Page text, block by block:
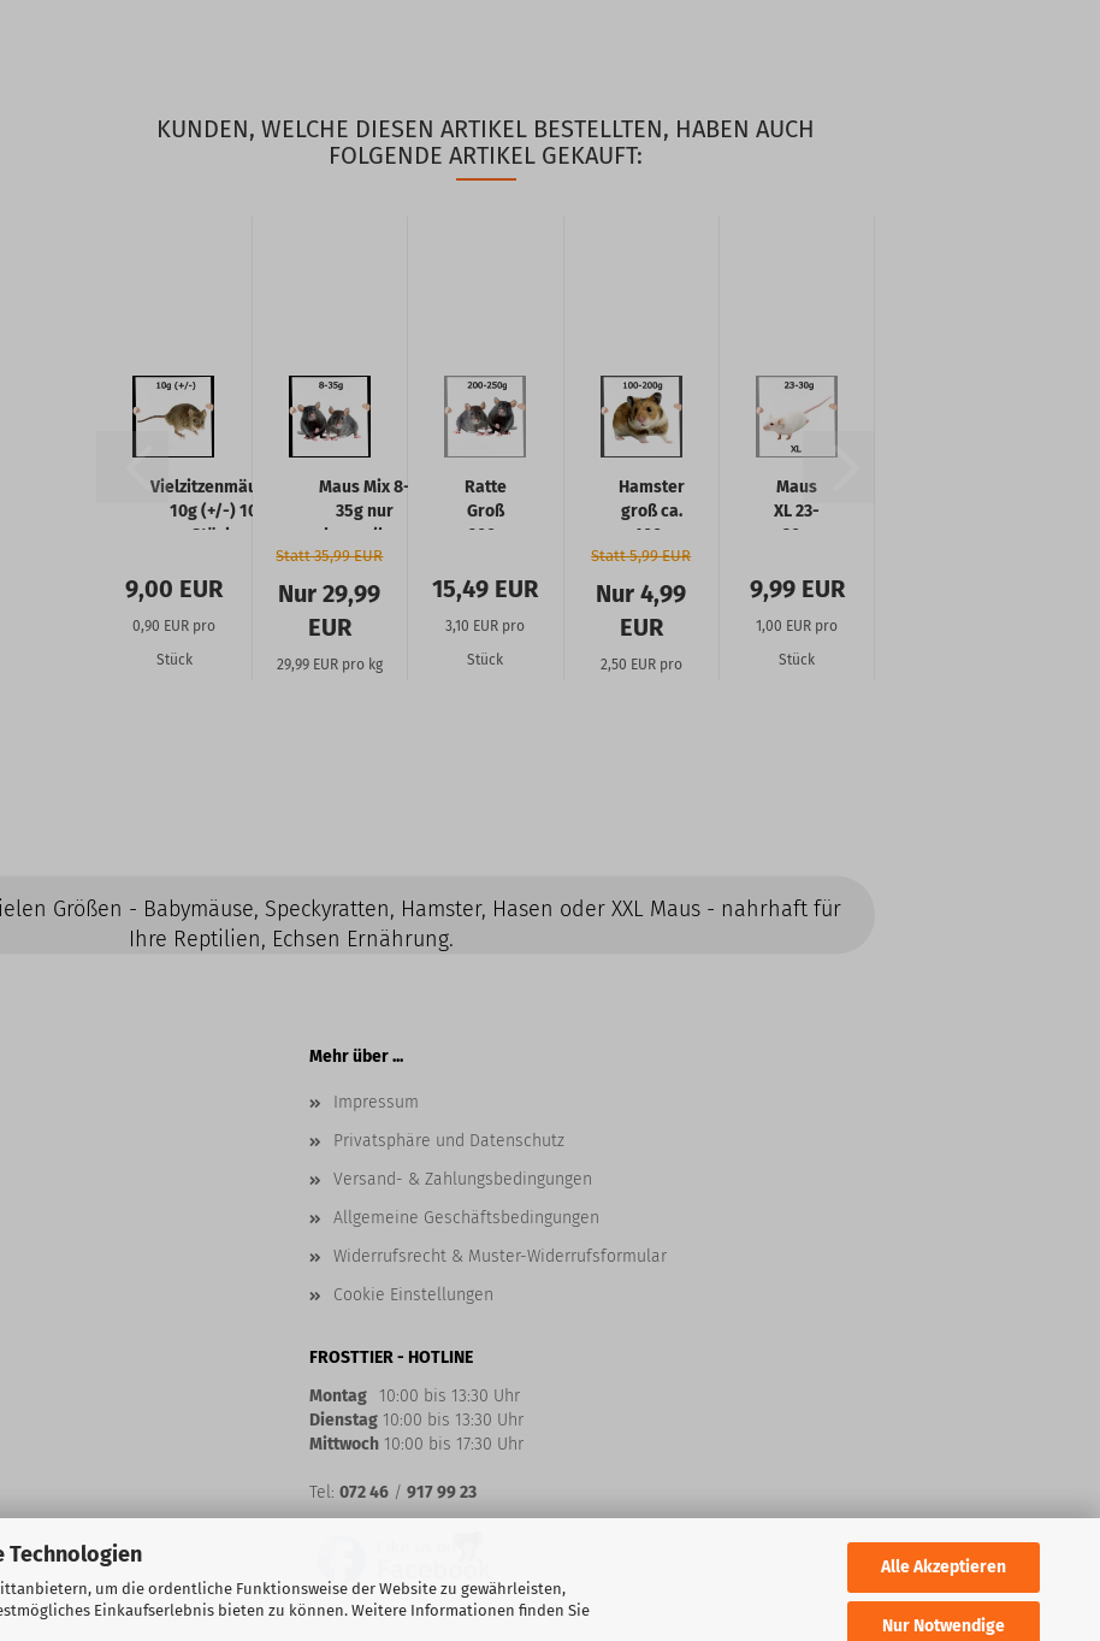
Technologien
um die ordentliche Funktionsweise der Website zu gewährleisten,
Einkaufserlebnis bieten zu können. Weitere Informationen finden Sie
Alle Akzeptieren
Nur Notwendige
KUNDEN, WELCHE DIESEN ARTIKEL BESTELLTEN, HABEN AUCH
FOLGENDE ARTIKEL GEKAUFT:
Vielzitzenmäuse
10g (+/-) 10
Stück
9,00 EUR
0,90 EUR pro
Stück
Maus Mix 8-
35g nur
schwarz/braun
1,0 kg
Statt 35,99 EUR
Nur 29,99
EUR
29,99 EUR pro kg
Ratte
Groß
200-
5
15,49 EUR
3,10 EUR pro
Stück
Hamster
groß ca.
100-
200g 2
Stück
Statt 5,99 EUR
Nur 4,99
EUR
2,50 EUR pro
Maus
XL 23-
30g
Stück
9,99 EUR
1,00 EUR pro
Stück
Größen - Babymäuse, Speckyratten, Hamster, Hasen oder XXL Maus - nahrhaft für
Ihre Reptilien, Echsen Ernährung.
Mehr über ...
Impressum
Privatsphäre und Datenschutz
Versand- & Zahlungsbedingungen
Allgemeine Geschäftsbedingungen
Widerrufsrecht & Muster-Widerrufsformular
Cookie Einstellungen
FROSTTIER - HOTLINE
Montag
10:00 bis 13:30 Uhr
Dienstag 10:00 bis 13:30 Uhr
Mittwoch 10:00 bis 17:30 Uhr
Tel: 072 46 / 917 99 23